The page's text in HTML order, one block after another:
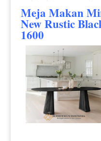
Meja Makan
New Rustic
1600